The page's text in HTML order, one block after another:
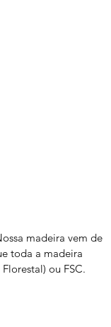
madeira vem de
toda a madeira
ou FSC.